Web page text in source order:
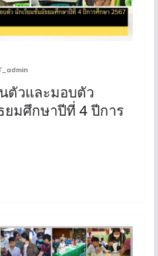
ตัวและมอบตัว
มศึกษาปีที่ 4 ปีการ